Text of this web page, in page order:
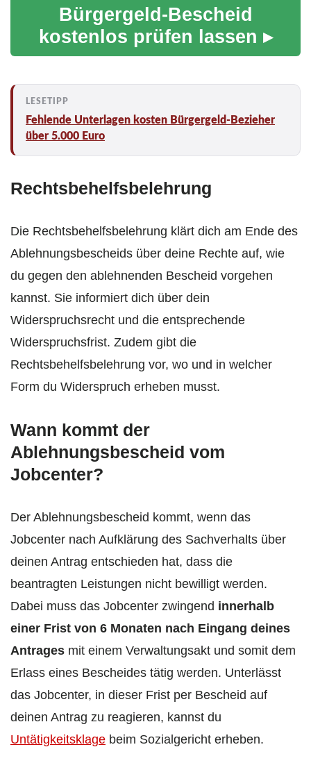
Bürgergeld-Bescheid
kostenlos prüfen lassen ▸
Fehlende Unterlagen kosten Bürgergeld-Bezieher
über 5.000 Euro
Rechtsbehelfsbelehrung
Die Rechtsbehelfsbelehrung klärt dich am Ende des
Ablehnungsbescheids über deine Rechte auf, wie
du gegen den ablehnenden Bescheid vorgehen
kannst. Sie informiert dich über dein
Widerspruchsrecht und die entsprechende
Widerspruchsfrist. Zudem gibt die
Rechtsbehelfsbelehrung vor, wo und in welcher
Form du Widerspruch erheben musst.
Wann kommt der
Ablehnungsbescheid vom
Jobcenter?
Der Ablehnungsbescheid kommt, wenn das
Jobcenter nach Aufklärung des Sachverhalts über
deinen Antrag entschieden hat, dass die
beantragten Leistungen nicht bewilligt werden.
Dabei muss das Jobcenter zwingend innerhalb
einer Frist von 6 Monaten nach Eingang deines
Antrages mit einem Verwaltungsakt und somit dem
Erlass eines Bescheides tätig werden. Unterlässt
das Jobcenter, in dieser Frist per Bescheid auf
deinen Antrag zu reagieren, kannst du
Untätigkeitsklage beim Sozialgericht erheben.